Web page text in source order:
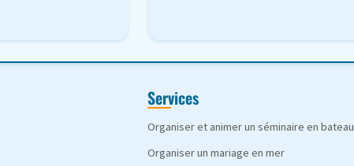
Services
Organiser et animer un séminaire en bateau
Organiser un mariage en mer